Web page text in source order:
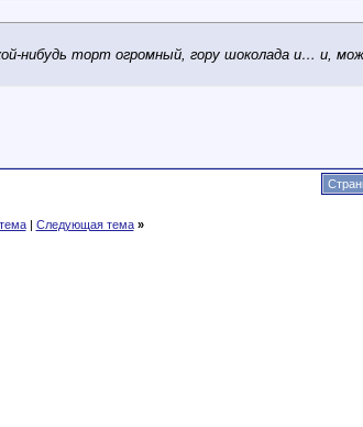
нибудь торт огромный, гору шоколада и… и,
| Следующая тема »